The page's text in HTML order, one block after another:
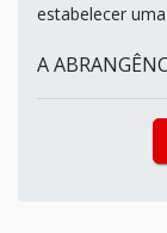
estabelecer
A